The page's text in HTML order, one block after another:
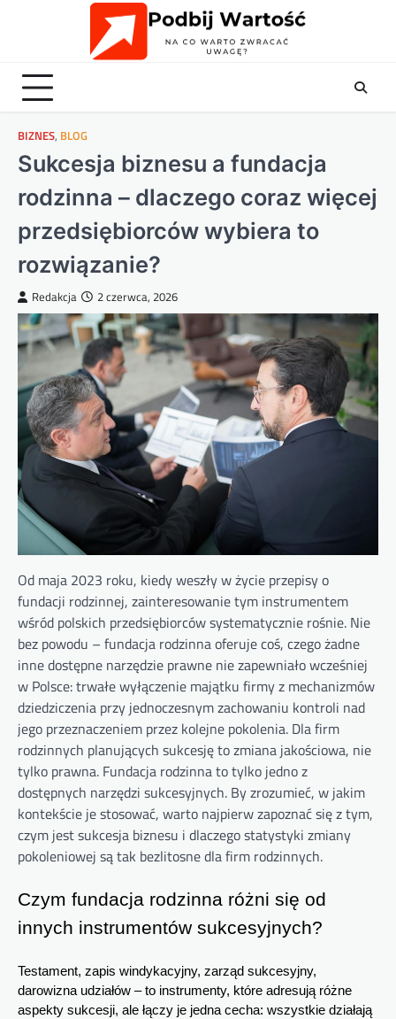
BIZNES, BLOG
Sukcesja biznesu a fundacja
rodzinna – dlaczego coraz więcej
przedsiębiorców wybiera to
rozwiązanie?
Redakcja 2 czerwca, 2026
Od maja 2023 roku, kiedy weszły w życie przepisy o
fundacji rodzinnej, zainteresowanie tym instrumentem
wśród polskich przedsiębiorców systematycznie rośnie. Nie
bez powodu – fundacja rodzinna oferuje coś, czego żadne
inne dostępne narzędzie prawne nie zapewniało wcześniej
w Polsce: trwałe wyłączenie majątku firmy z mechanizmów
dziedziczenia przy jednoczesnym zachowaniu kontroli nad
jego przeznaczeniem przez kolejne pokolenia. Dla firm
rodzinnych planujących sukcesję to zmiana jakościowa, nie
tylko prawna. Fundacja rodzinna to tylko jedno z
dostępnych narzędzi sukcesyjnych. By zrozumieć, w jakim
kontekście je stosować, warto najpierw zapoznać się z tym,
czym jest sukcesja biznesu i dlaczego statystyki zmiany
pokoleniowej są tak bezlitosne dla firm rodzinnych.
Czym fundacja rodzinna różni się od
innych instrumentów sukcesyjnych?
Testament, zapis windykacyjny, zarząd sukcesyjny,
darowizna udziałów – to instrumenty, które adresują różne
aspekty sukcesji, ale łączy je jedna cecha: wszystkie działają